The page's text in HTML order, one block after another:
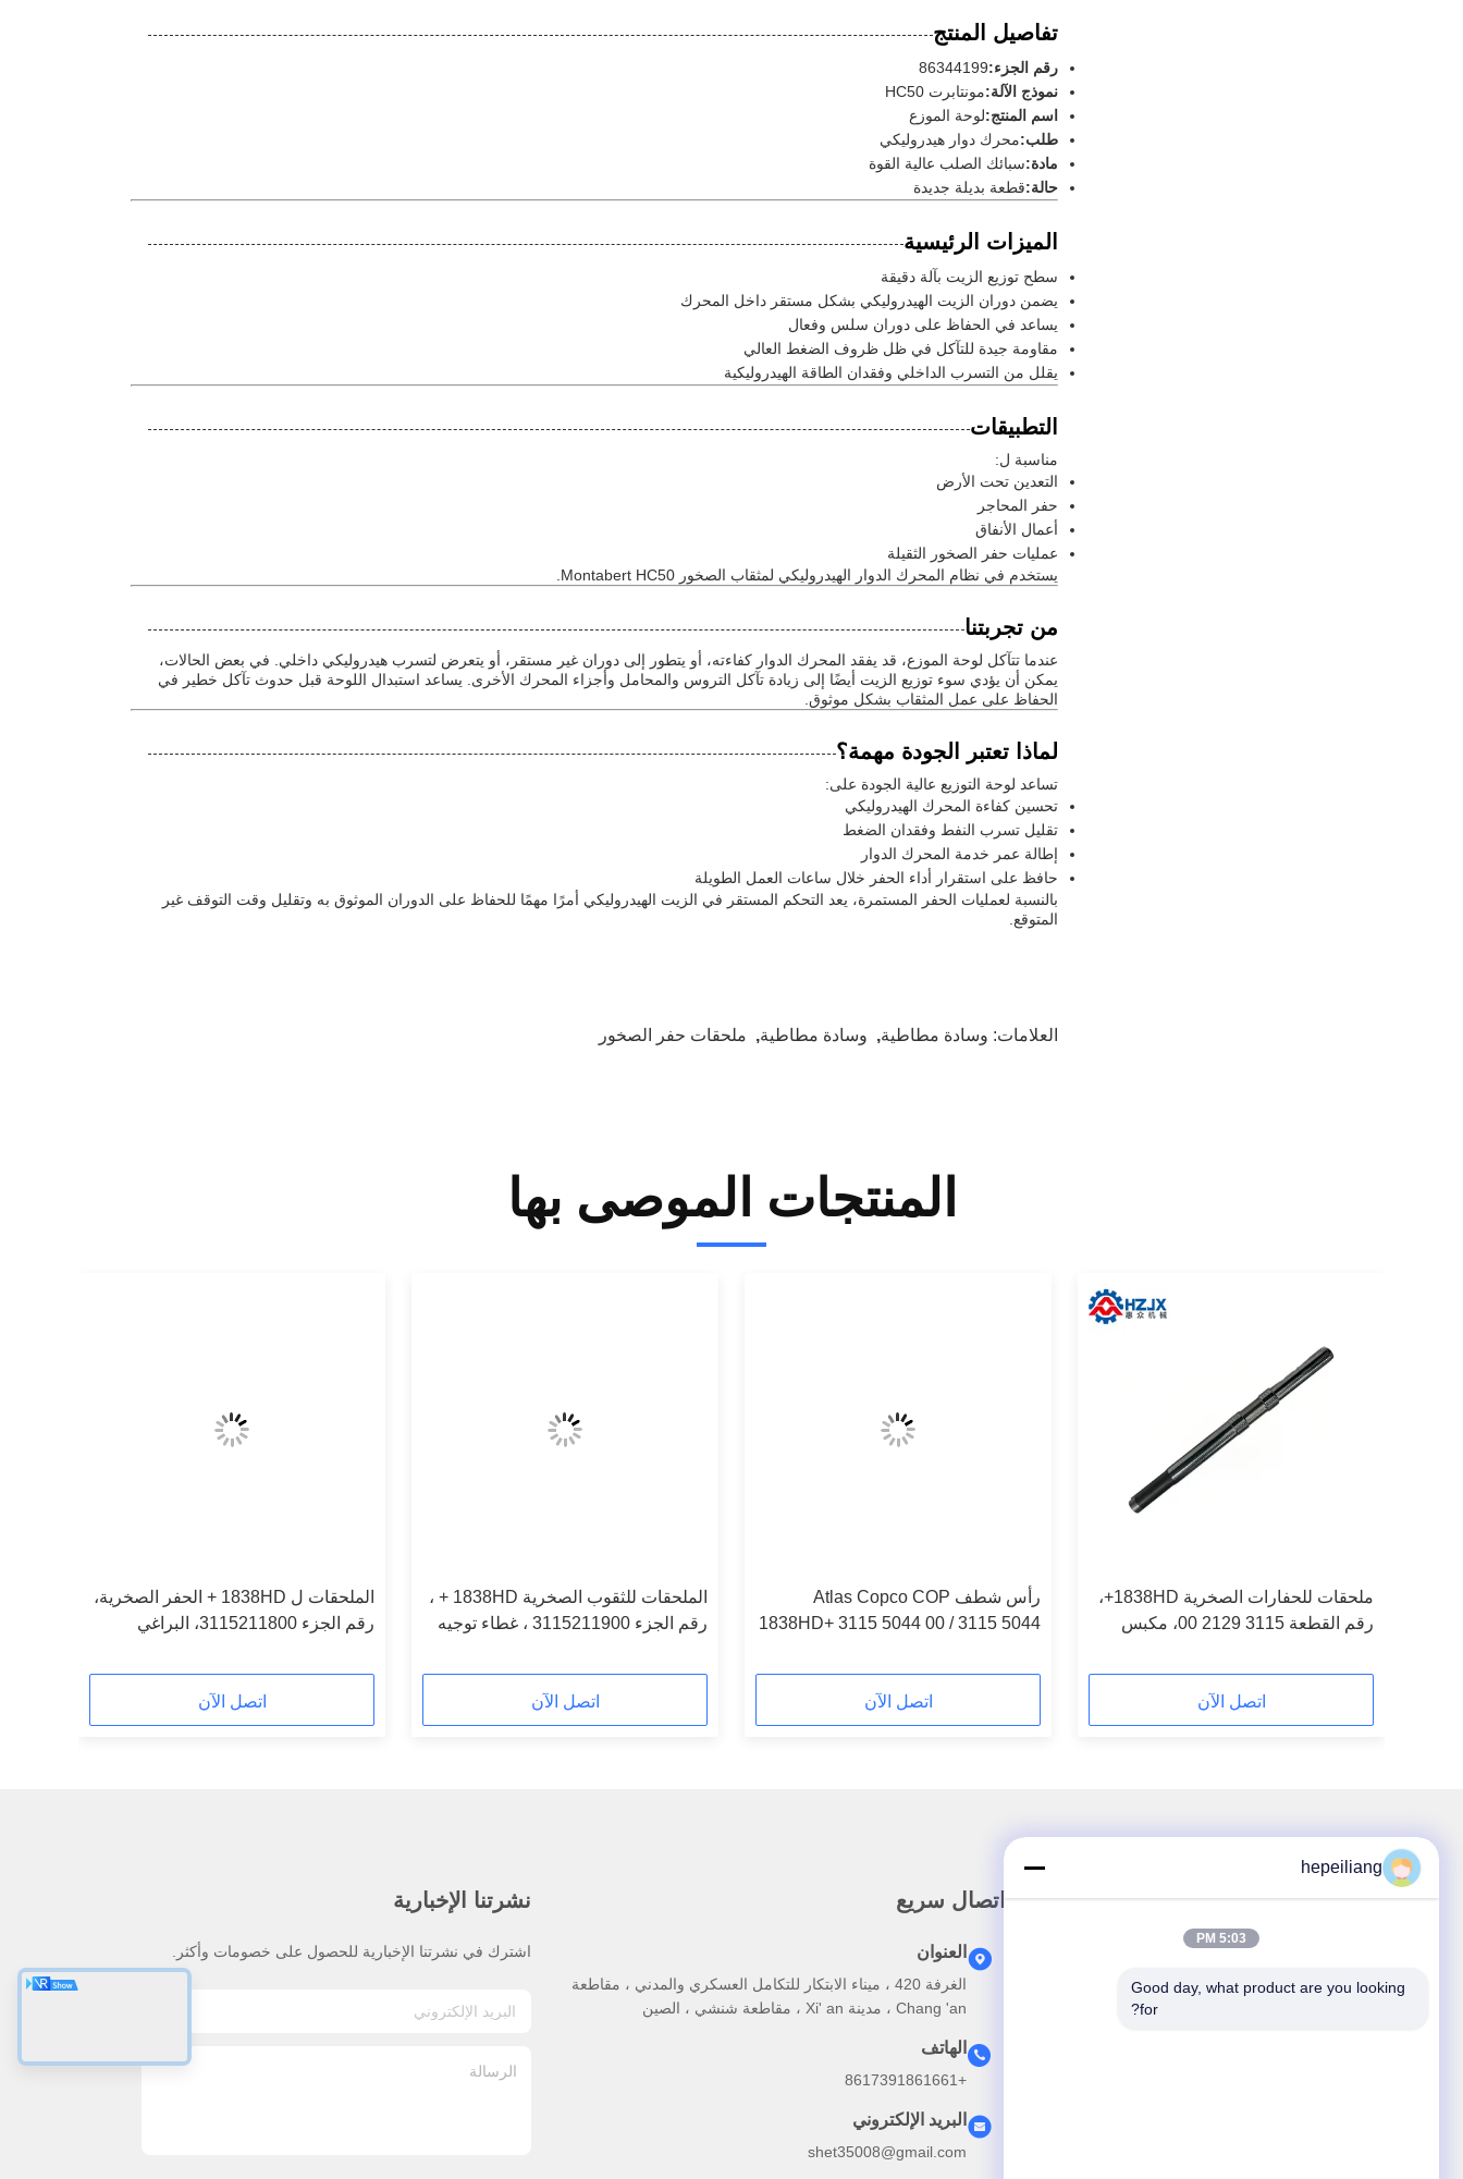
تفاصيل المنتج
رقم الجزء:86344199
نموذج الآلة:مونتابرت HC50
اسم المنتج:لوحة الموزع
طلب:محرك دوار هيدروليكي
مادة:سبائك الصلب عالية القوة
حالة:قطعة بديلة جديدة
الميزات الرئيسية
سطح توزيع الزيت بآلة دقيقة
يضمن دوران الزيت الهيدروليكي بشكل مستقر داخل المحرك
يساعد في الحفاظ على دوران سلس وفعال
مقاومة جيدة للتآكل في ظل ظروف الضغط العالي
يقلل من التسرب الداخلي وفقدان الطاقة الهيدروليكية
التطبيقات
مناسبة ل:
التعدين تحت الأرض
حفر المحاجر
أعمال الأنفاق
عمليات حفر الصخور الثقيلة
يستخدم في نظام المحرك الدوار الهيدروليكي لمثقاب الصخور Montabert HC50.
من تجربتنا
عندما تتآكل لوحة الموزع، قد يفقد المحرك الدوار كفاءته، أو يتطور إلى دوران غير مستقر، أو يتعرض لتسرب هيدروليكي داخلي. في بعض الحالات،
يمكن أن يؤدي سوء توزيع الزيت أيضًا إلى زيادة تآكل التروس والمحامل وأجزاء المحرك الأخرى. يساعد استبدال اللوحة قبل حدوث تآكل خطير في
الحفاظ على عمل المثقاب بشكل موثوق.
لماذا تعتبر الجودة مهمة؟
تساعد لوحة التوزيع عالية الجودة على:
تحسين كفاءة المحرك الهيدروليكي
تقليل تسرب النفط وفقدان الضغط
إطالة عمر خدمة المحرك الدوار
حافظ على استقرار أداء الحفر خلال ساعات العمل الطويلة
بالنسبة لعمليات الحفر المستمرة، يعد التحكم المستقر في الزيت الهيدروليكي أمرًا مهمًا للحفاظ على الدوران الموثوق به وتقليل وقت التوقف غير
المتوقع.
العلامات: وسادة مطاطية, وسادة مطاطية, ملحقات حفر الصخور
المنتجات الموصى بها
ملحقات للحفارات الصخرية 1838HD+،
رقم القطعة 3115 2129 00، مكبس
اتصل الآن
رأس شطف Atlas Copco COP
1838HD+ 3115 5044 00 / 3115 5044
اتصل الآن
الملحقات للثقوب الصخرية 1838HD + ،
رقم الجزء 3115211900 ، غطاء توجيه
اتصل الآن
الملحقات ل 1838HD + الحفر الصخرية،
رقم الجزء 3115211800، البراغي
اتصل الآن
رابط سريع
المنتجات
اتصال سريع
العنوان
الغرفة 420 ، ميناء الابتكار للتكامل العسكري والمدني ، مقاطعة
Chang 'an ، مدينة Xi' an ، مقاطعة شنشي ، الصين
الهاتف
+8617391861661
البريد الإلكتروني
shet35008@gmail.com
نشرتنا الإخبارية
اشترك في نشرتنا الإخبارية للحصول على خصومات وأكثر.
hepeiliang
5:03 PM
Good day, what product are you looking
for?